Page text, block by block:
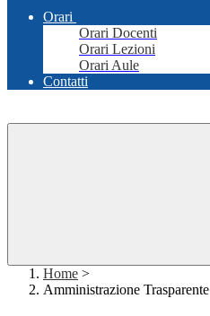
Orari
Orari Docenti
Orari Lezioni
Orari Aule
Contatti
Home >
Amministrazione Trasparente